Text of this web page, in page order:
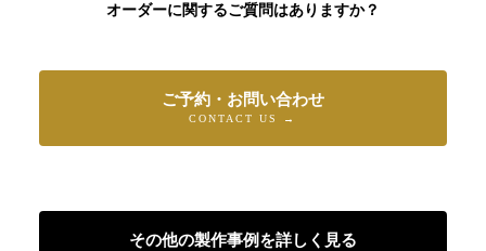
オーダーに関するご質問はありますか？
ご予約・お問い合わせ
CONTACT US →
その他の製作事例を詳しく見る